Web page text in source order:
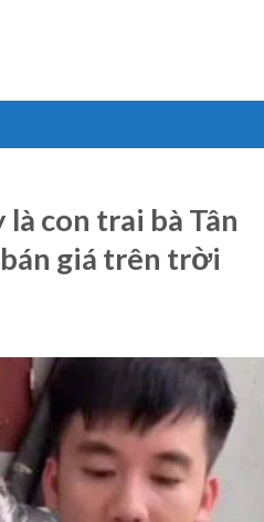
là con trai bà Tân
giá trên trời